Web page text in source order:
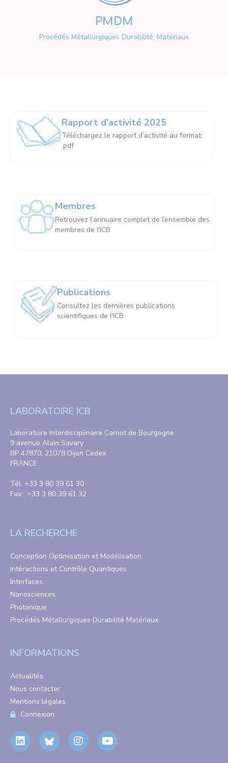
PMDM
Procédés Métallurgiques Durabilité, Matériaux
Rapport d'activité 2025
Téléchargez le rapport d’activité au format
.pdf
Membres
Retrouvez l’annuaire complet de l’ensemble des
membres de l'ICB
Publications
Consultez les dernières publications
scientifiques de l'ICB
LABORATOIRE ICB
Laboratoire Interdisciplinaire Carnot de Bourgogne
9 avenue Alain Savary
BP 47870, 21078 Dijon Cedex
FRANCE
Tél. +33 3 80 39 61 30
Fax : +33 3 80 39 61 32
LA RECHERCHE
Conception Optimisation et Modélisation
Intéractions et Contrôle Quantiques
Interfaces
Nanosciences
Photonique
Procédés Métallurgiques Durabilité Matériaux
INFORMATIONS
Actualités
Nous contacter
Mentions légales
Connexion